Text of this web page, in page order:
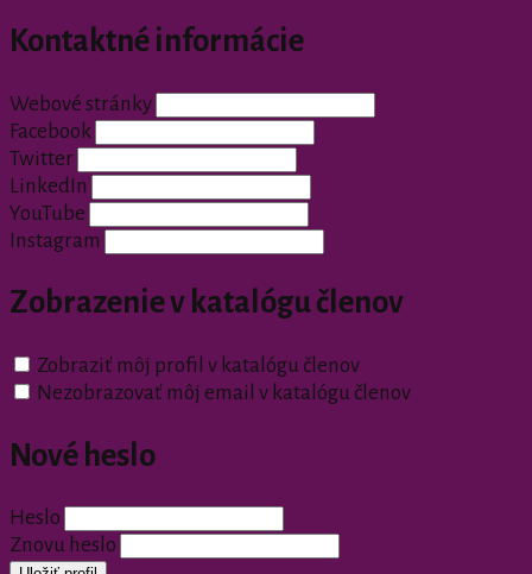
Kontaktné informácie
Webové stránky
Facebook
Twitter
LinkedIn
YouTube
Instagram
Zobrazenie v katalógu členov
Zobraziť môj profil v katalógu členov
Nezobrazovať môj email v katalógu členov
Nové heslo
Heslo
Znovu heslo